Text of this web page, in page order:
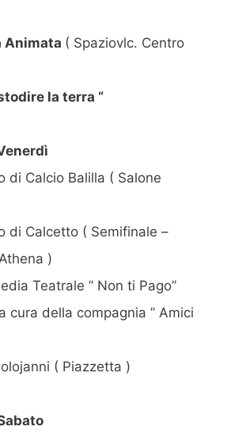
Animata ( Spaziovlc. Centro
la terra “
di Calcio Balilla ( Salone
di Calcetto ( Semifinale –
)
Teatrale ” Non ti Pago”
cura della compagnia ” Amici
( Piazzetta )